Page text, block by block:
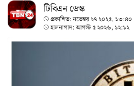
টিবিএন ডেস্ক
প্রকাশিত:নভেম্বর ২৭ ২০২৫, ১৩:৪০
হালনাগাদ:আগস্ট ৫ ২০২৬, ১২:১২